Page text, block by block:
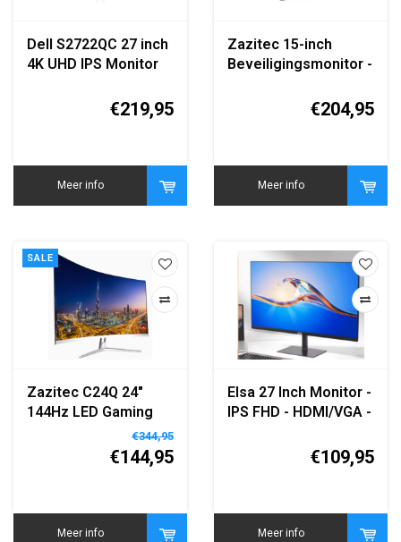
Dell S2722QC 27 inch
4K UHD IPS Monitor
€219,95
Meer info
Zazitec 15-inch
Beveiligingsmonitor -
VGA - USB - Hoge
€204,95
Meer info
SALE
Zazitec C24Q 24"
144Hz LED Gaming
Monitor - Full HD -
HDMI - Wit/Zwart
€344,95
€144,95
Meer info
Elsa 27 Inch Monitor -
IPS FHD - HDMI/VGA -
€109,95
Meer info